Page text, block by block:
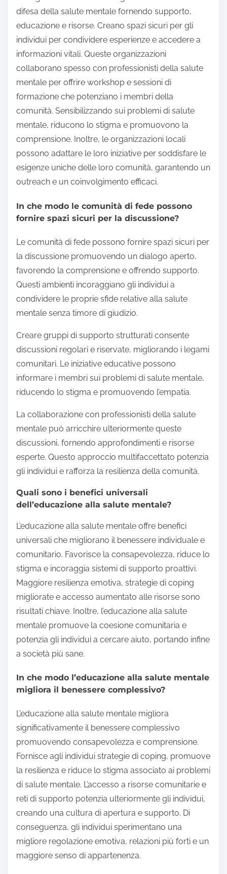
difesa della salute mentale fornendo supporto,
educazione e risorse. Creano spazi sicuri per gli
individui per condividere esperienze e accedere a
informazioni vitali. Queste organizzazioni
collaborano spesso con professionisti della salute
mentale per offrire workshop e sessioni di
formazione che potenziano i membri della
comunità. Sensibilizzando sui problemi di salute
mentale, riducono lo stigma e promuovono la
comprensione. Inoltre, le organizzazioni locali
possono adattare le loro iniziative per soddisfare le
esigenze uniche delle loro comunità, garantendo un
outreach e un coinvolgimento efficaci.
In che modo le comunità di fede possono
fornire spazi sicuri per la discussione?
Le comunità di fede possono fornire spazi sicuri per
la discussione promuovendo un dialogo aperto,
favorendo la comprensione e offrendo supporto.
Questi ambienti incoraggiano gli individui a
condividere le proprie sfide relative alla salute
mentale senza timore di giudizio.
Creare gruppi di supporto strutturati consente
discussioni regolari e riservate, migliorando i legami
comunitari. Le iniziative educative possono
informare i membri sui problemi di salute mentale,
riducendo lo stigma e promuovendo l’empatia.
La collaborazione con professionisti della salute
mentale può arricchire ulteriormente queste
discussioni, fornendo approfondimenti e risorse
esperte. Questo approccio multifaccettato potenzia
gli individui e rafforza la resilienza della comunità.
Quali sono i benefici universali
dell’educazione alla salute mentale?
L’educazione alla salute mentale offre benefici
universali che migliorano il benessere individuale e
comunitario. Favorisce la consapevolezza, riduce lo
stigma e incoraggia sistemi di supporto proattivi.
Maggiore resilienza emotiva, strategie di coping
migliorate e accesso aumentato alle risorse sono
risultati chiave. Inoltre, l’educazione alla salute
mentale promuove la coesione comunitaria e
potenzia gli individui a cercare aiuto, portando infine
a società più sane.
In che modo l’educazione alla salute mentale
migliora il benessere complessivo?
L’educazione alla salute mentale migliora
significativamente il benessere complessivo
promuovendo consapevolezza e comprensione.
Fornisce agli individui strategie di coping, promuove
la resilienza e riduce lo stigma associato ai problemi
di salute mentale. L’accesso a risorse comunitarie e
reti di supporto potenzia ulteriormente gli individui,
creando una cultura di apertura e supporto. Di
conseguenza, gli individui sperimentano una
migliore regolazione emotiva, relazioni più forti e un
maggiore senso di appartenenza.